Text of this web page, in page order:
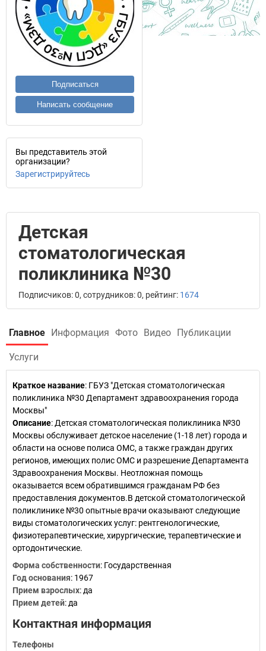
Подписаться
Написать сообщение
Вы представитель этой
организации?
Зарегистрируйтесь
Детская
стоматологическая
поликлиника №30
Подписчиков: 0, сотрудников: 0, рейтинг: 1674
Главное Информация Фото Видео Публикации
Услуги
Краткое название: ГБУЗ "Детская стоматологическая
поликлиника №30 Департамент здравоохранения города
Москвы"
Описание: Детская стоматологическая поликлиника №30
Москвы обслуживает детское население (1-18 лет) города и
области на основе полиса ОМС, а также граждан других
регионов, имеющих полис ОМС и разрешение Департамента
Здравоохранения Москвы. Неотложная помощь
оказывается всем обратившимся гражданам РФ без
предоставления документов.В детской стоматологической
поликлинике №30 опытные врачи оказывают следующие
виды стоматологических услуг: рентгенологические,
физиотерапевтические, хирургические, терапевтические и
ортодонтические.
Форма собственности: Государственная
Год основания: 1967
Прием взрослых: да
Прием детей: да
Контактная информация
Телефоны